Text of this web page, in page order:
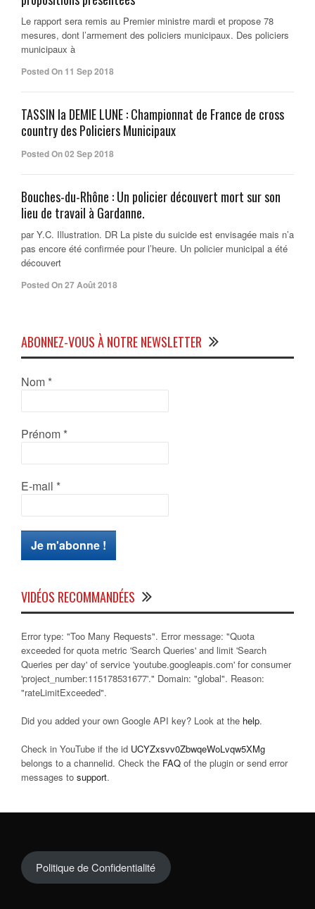
Le rapport sera remis au Premier ministre mardi et propose 78
mesures, dont l’armement des policiers municipaux. Des policiers
municipaux à
Posted On 11 Sep 2018
TASSIN la DEMIE LUNE : Championnat de France de cross
country des Policiers Municipaux
Posted On 02 Sep 2018
Bouches-du-Rhône : Un policier découvert mort sur son
lieu de travail à Gardanne.
par Y.C. Illustration. DR La piste du suicide est envisagée mais n’a
pas encore été confirmée pour l’heure. Un policier municipal a été
découvert
Posted On 27 Août 2018
ABONNEZ-VOUS À NOTRE NEWSLETTER
Nom *
Prénom *
E-mail *
VIDÉOS RECOMMANDÉES
Error type: "Too Many Requests". Error message: "Quota
exceeded for quota metric 'Search Queries' and limit 'Search
Queries per day' of service 'youtube.googleapis.com' for consumer
'project_number:115178531677'." Domain: "global". Reason:
"rateLimitExceeded".
Did you added your own Google API key? Look at the help.
Check in YouTube if the id UCYZxsvv0ZbwqeWoLvqw5XMg
belongs to a channelid. Check the FAQ of the plugin or send error
messages to support.
Politique de Confidentialité